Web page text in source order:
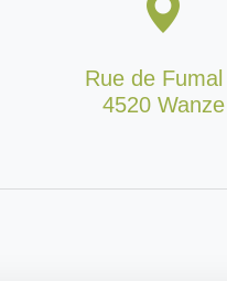
Rue de Fumal
4520 Wanze